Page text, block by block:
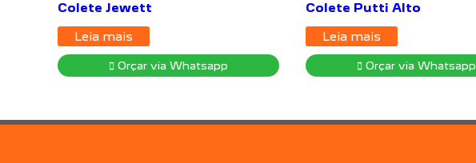
Colete Jewett
Leia mais
Orçar via Whatsapp
Colete Putti Alto
Leia mais
Orçar via Whatsapp